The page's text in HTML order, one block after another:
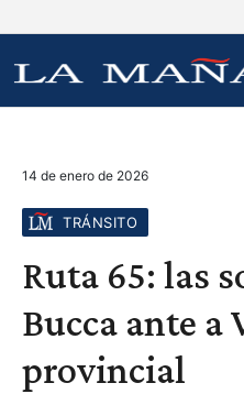
14 de enero de 2026
TRÁNSITO
Ruta 65: las
Bucca ante a
provincial